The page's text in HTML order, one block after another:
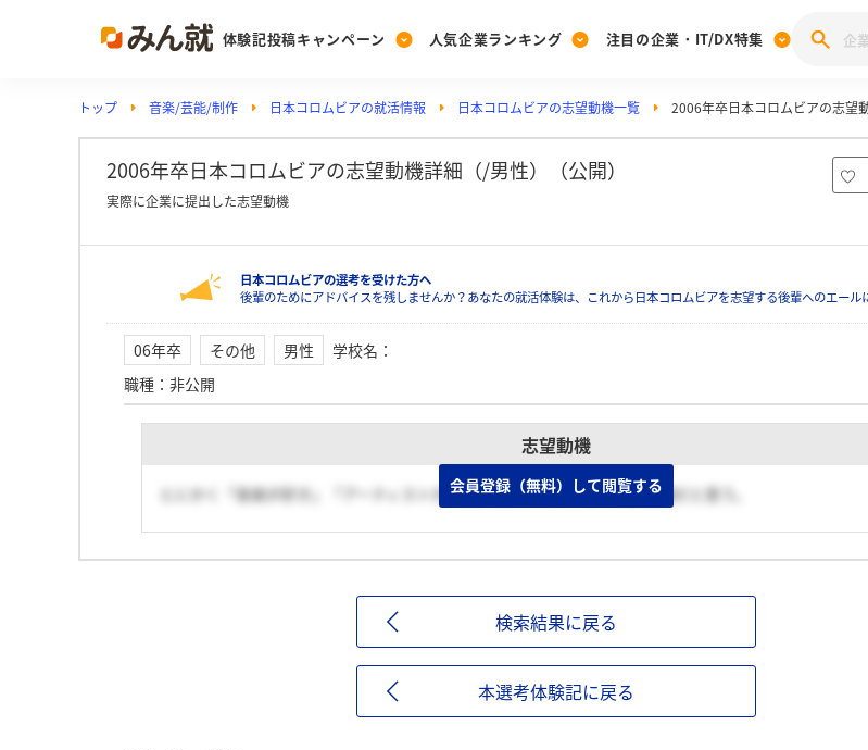
体験記投稿キャンペーン
Post
投稿する
[27卒] 本選考体験記投稿キャンペーン
人気企業ランキング
Ranking
ランキングを見る
みんなのDX企業就職ブランド調査
Vote
投票する
注目の企業・IT/DX特集
PickUp
注目の企業特集
トップ 音楽/芸能/制作 日本コロムビアの就活情報 日本コロムビアの志望動機一覧 2006年卒日本コロムビアの志望
2006年卒日本コロムビアの志望動機詳細（/男性）（公開）
実際に企業に提出した志望動機
日本コロムビアの選考を受けた方へ
後輩のためにアドバイスを残しませんか？あなたの就活体験は、これから日本コロムビアを志望する後輩へのエール
06年卒 その他 男性 学校名 ：
職種 ： 非公開
志望動機
とにかく「音楽が好き」「アーティストが好き」というのが一番の志望動機だと思う。
会員登録（無料）して閲覧する
検索結果に戻る
本選考体験記に戻る